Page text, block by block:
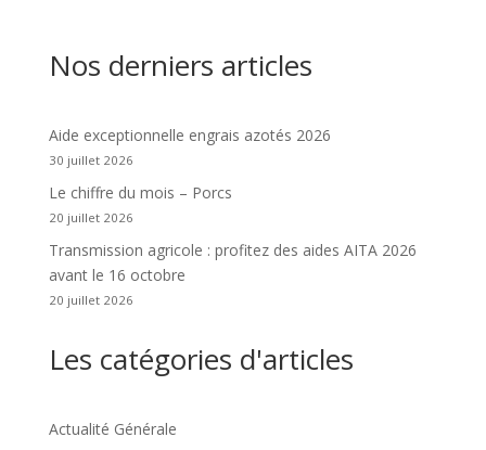
Nos derniers articles
Aide exceptionnelle engrais azotés 2026
30 juillet 2026
Le chiffre du mois – Porcs
20 juillet 2026
Transmission agricole : profitez des aides AITA 2026
avant le 16 octobre
20 juillet 2026
Les catégories d'articles
Actualité Générale